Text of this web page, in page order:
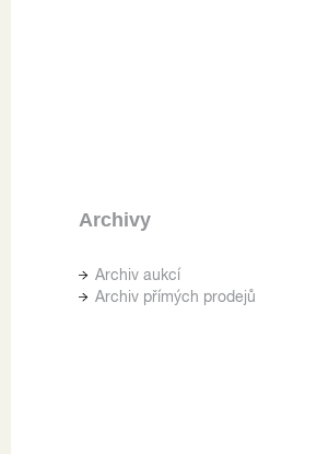
Archivy
Archiv aukcí
Archiv přímých prodejů